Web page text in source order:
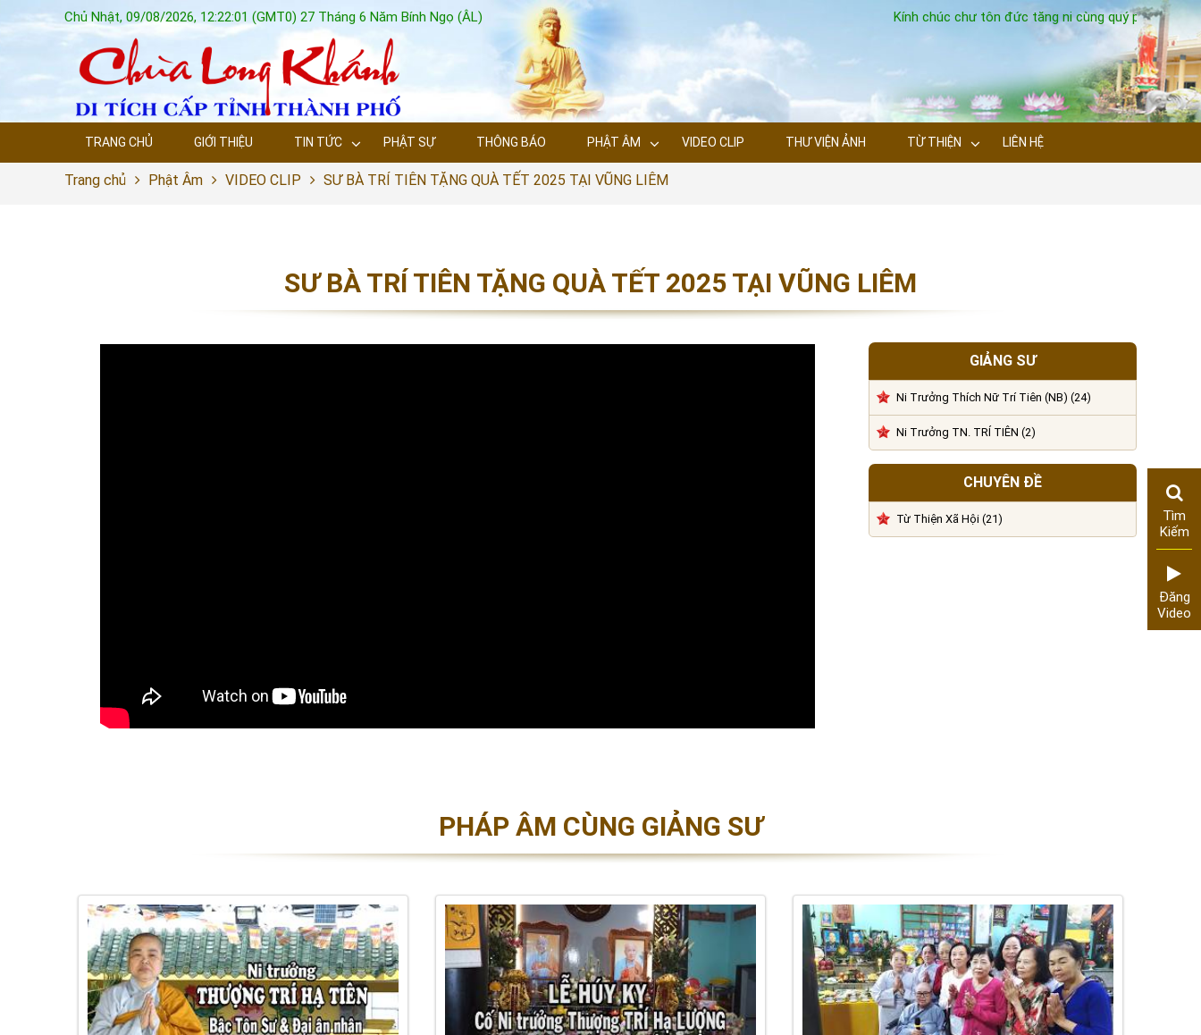
Chủ Nhật, 09/08/2026, 12:22:02 (GMT0) 27 Tháng 6 Năm Bính Ngọ (ÂL) Kính chúc chư tôn đức tăng ni cùng quý phật tử
TRANG CHỦ GIỚI THIỆU TIN TỨC PHẬT SỰ THÔNG BÁO PHẬT ÂM VIDEO CLIP THƯ VIỆN ẢNH TỪ THIỆN LIÊN HỆ
Trang chủ Phật Âm VIDEO CLIP SƯ BÀ TRÍ TIÊN TẶNG QUÀ TẾT 2025 TẠI VŨNG LIÊM
SƯ BÀ TRÍ TIÊN TẶNG QUÀ TẾT 2025 TẠI VŨNG LIÊM
GIẢNG SƯ
Ni Trưởng Thích Nữ Trí Tiên (NB) (24)
Ni Trưởng TN. TRÍ TIÊN (2)
CHUYÊN ĐỀ
Từ Thiện Xã Hội (21)
PHÁP ÂM CÙNG GIẢNG SƯ
Tìm
Kiếm
Đăng
Video